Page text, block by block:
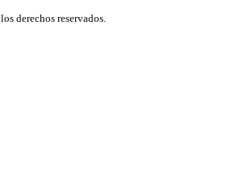
derechos reservados.